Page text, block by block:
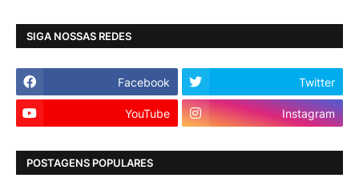
SIGA NOSSAS REDES
Facebook Twitter
YouTube Instagram
POSTAGENS POPULARES